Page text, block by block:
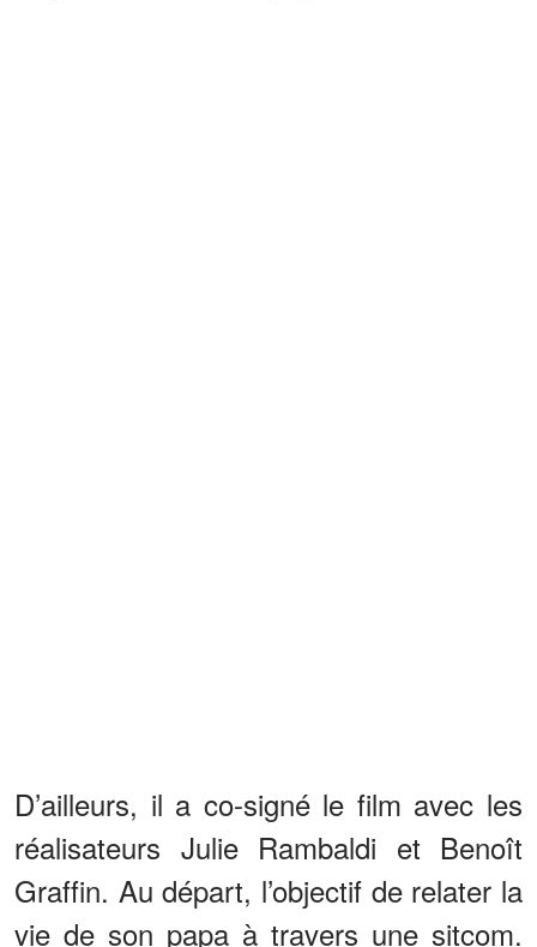
D’ailleurs, il a co-signé le film avec les
réalisateurs Julie Rambaldi et Benoît
Graffin. Au départ, l’objectif de relater la
vie de son papa à travers une sitcom.